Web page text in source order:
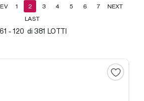
61 - 120 di 381 LOTTI
1 2 3 4 5 6 7
NEXT
LAST